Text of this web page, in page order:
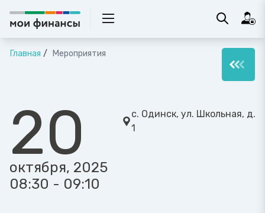
Главная Мероприятия
20
октября, 2025
08:30 - 09:10
с. Одинск, ул. Школьная, д.
1